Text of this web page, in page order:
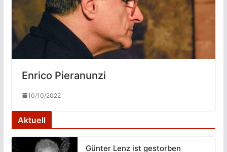
Enrico Pieranunzi
10/10/2022
Aktuell
Günter Lenz ist gestorben